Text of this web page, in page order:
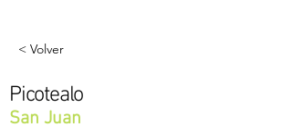
< Volver
Picotealo
San Juan